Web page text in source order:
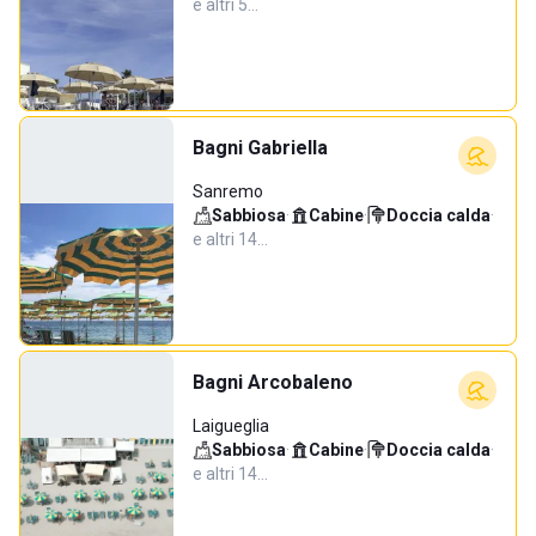
e altri 5…
Bagni Gabriella
Sanremo
Sabbiosa· Cabine· Doccia calda·
e altri 14…
Bagni Arcobaleno
Laigueglia
Sabbiosa· Cabine· Doccia calda·
e altri 14…